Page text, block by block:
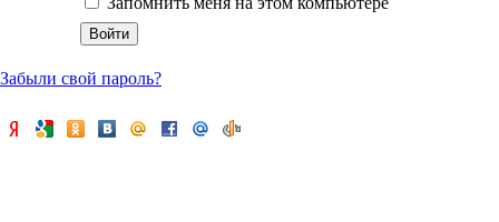
Забыли свой пароль?